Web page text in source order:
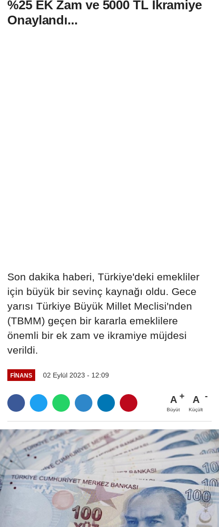
%25 EK Zam ve 5000 TL İkramiye
Onaylandı...
Son dakika haberi, Türkiye'deki emekliler
için büyük bir sevinç kaynağı oldu. Gece
yarısı Türkiye Büyük Millet Meclisi'nden
(TBMM) geçen bir kararla emeklilere
önemli bir ek zam ve ikramiye müjdesi
verildi.
FINANS 02 Eylül 2023 - 12:09
A
Büyüt
A
Küçült